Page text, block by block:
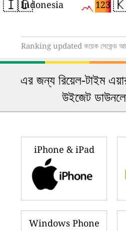
🇮🇩 123
Indonesia
Ranking updated কয়েক সেকেন্ড
এর জন্য রিয়েল-টাইম
উইজেট
iPhone & iPad
Windows Phone